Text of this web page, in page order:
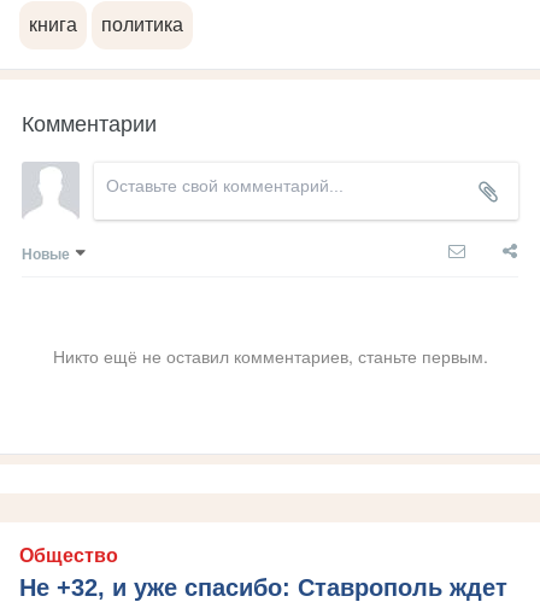
книга политика
Комментарии
Новые
Никто ещё не оставил комментариев, станьте первым.
Общество
Не +32, и уже спасибо: Ставрополь ждет